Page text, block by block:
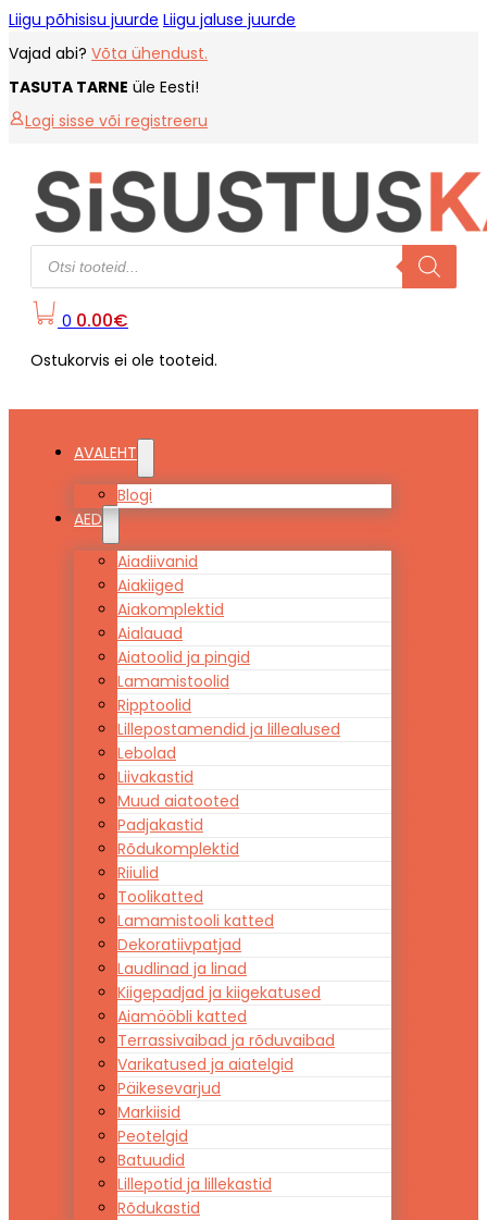
Liigu põhisisu juurde Liigu jaluse juurde
Vajad abi? Võta ühendust.
TASUTA TARNE üle Eesti!
Logi sisse või registreeru
Products
search
0 0.00€
Ostukorvis ei ole tooteid.
AVALEHT
Blogi
AED
Aiadiivanid
Aiakiiged
Aiakomplektid
Aialauad
Aiatoolid ja pingid
Lamamistoolid
Ripptoolid
Lillepostamendid ja lillealused
Lebolad
Liivakastid
Muud aiatooted
Padjakastid
Rõdukomplektid
Riiulid
Toolikatted
Lamamistooli katted
Dekoratiivpatjad
Laudlinad ja linad
Kiigepadjad ja kiigekatused
Aiamööbli katted
Terrassivaibad ja rõduvaibad
Varikatused ja aiatelgid
Päikesevarjud
Markiisid
Peotelgid
Batuudid
Lillepotid ja lillekastid
Rõdukastid